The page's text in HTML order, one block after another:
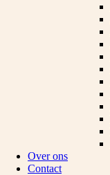
Over ons
Contact